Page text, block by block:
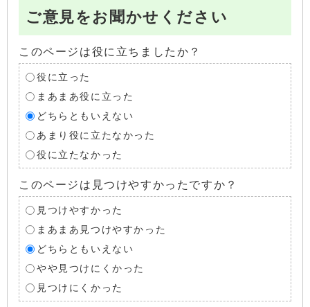
ご意見をお聞かせください
このページは役に立ちましたか？
役に立った
まあまあ役に立った
どちらともいえない
あまり役に立たなかった
役に立たなかった
このページは見つけやすかったですか？
見つけやすかった
まあまあ見つけやすかった
どちらともいえない
やや見つけにくかった
見つけにくかった